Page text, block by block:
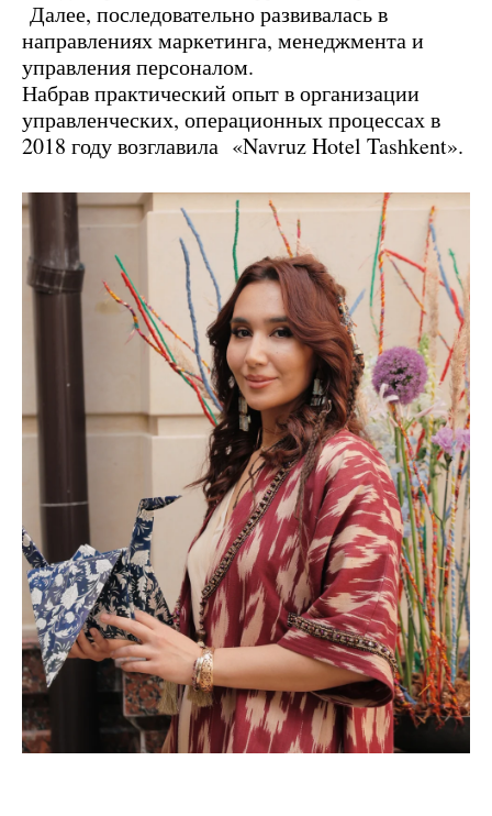
Далее, последовательно развивалась в
направлениях маркетинга, менеджмента и
управления персоналом.
Набрав практический опыт в организации
управленческих, операционных процессах в
2018 году возглавила «Navruz Hotel Tashkent».